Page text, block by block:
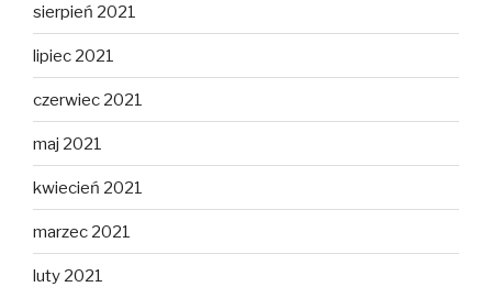
sierpień 2021
lipiec 2021
czerwiec 2021
maj 2021
kwiecień 2021
marzec 2021
luty 2021